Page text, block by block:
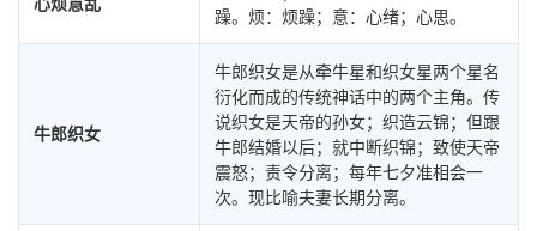
躁。烦：烦躁；意：心绪；心思。
牛郎织女
牛郎织女是从牵牛星和织女星两个星名
衍化而成的传统神话中的两个主角。传
说织女是天帝的孙女；织造云锦；但跟
牛郎结婚以后；就中断织锦；致使天帝
震怒；责令分离；每年七夕准相会一
次。现比喻夫妻长期分离。